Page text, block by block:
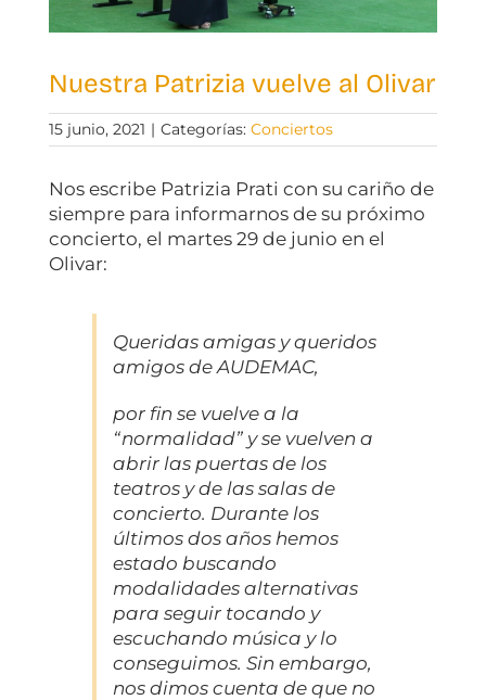
Nuestra Patrizia vuelve al Olivar
15 junio, 2021 | Categorías: Conciertos
Nos escribe Patrizia Prati con su cariño de
siempre para informarnos de su próximo
concierto, el martes 29 de junio en el
Olivar:
Queridas amigas y queridos
amigos de AUDEMAC,
por fin se vuelve a la
“normalidad” y se vuelven a
abrir las puertas de los
teatros y de las salas de
concierto. Durante los
últimos dos años hemos
estado buscando
modalidades alternativas
para seguir tocando y
escuchando música y lo
conseguimos. Sin embargo,
nos dimos cuenta de que no